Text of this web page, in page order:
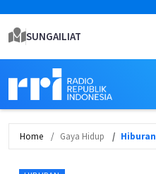
SUNGAILIAT
Home Gaya Hidup Hiburan